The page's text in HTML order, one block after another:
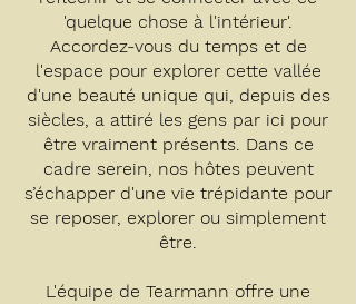
'quelque chose à l'intérieur'.
Accordez-vous du temps et de
l'espace pour explorer cette vallée
d'une beauté unique qui, depuis des
siècles, a attiré les gens par ici pour
être vraiment présents. Dans ce
cadre serein, nos hôtes peuvent
s’échapper d'une vie trépidante pour
se reposer, explorer ou simplement
être.
L'équipe de Tearmann offre une